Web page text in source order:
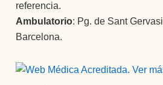
referencia.
Ambulatorio: Pg. de Sant
Barcelona.